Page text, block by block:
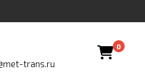
trans.ru
0